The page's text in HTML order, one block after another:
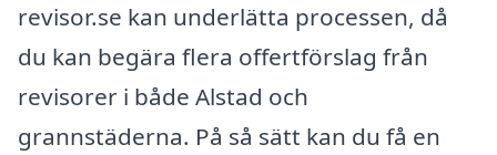
revisor.se kan underlätta processen, då
du kan begära flera offertförslag från
revisorer i både Alstad och
grannstäderna. På så sätt kan du få en